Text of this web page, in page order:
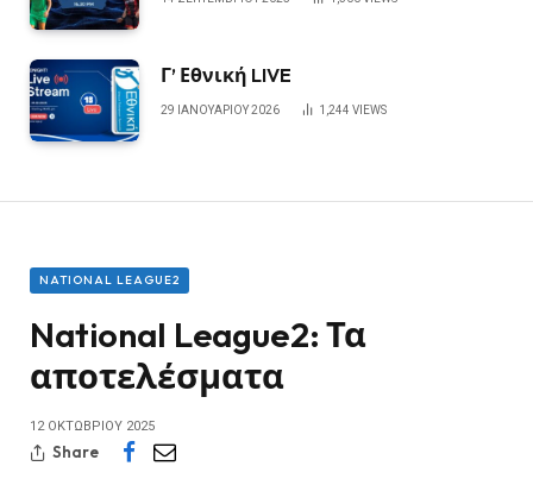
Γ’ Εθνική LIVE
29 ΙΑΝΟΥΑΡΊΟΥ 2026 1,244 VIEWS
NATIONAL LEAGUE2
National League2: Τα
αποτελέσματα
12 ΟΚΤΩΒΡΊΟΥ 2025
Share